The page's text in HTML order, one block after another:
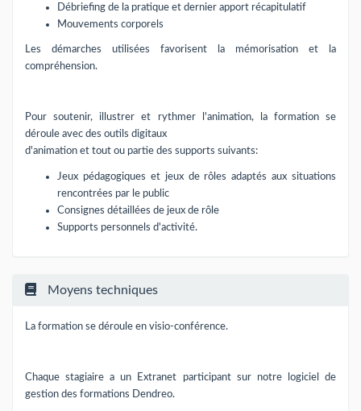
Débriefing de la pratique et dernier apport récapitulatif
Mouvements corporels
Les démarches utilisées favorisent la mémorisation et la
compréhension.
Pour soutenir, illustrer et rythmer l'animation, la formation se
déroule avec des outils digitaux
d'animation et tout ou partie des supports suivants:
Jeux pédagogiques et jeux de rôles adaptés aux situations
rencontrées par le public
Consignes détaillées de jeux de rôle
Supports personnels d'activité.
Moyens techniques
La formation se déroule en visio-conférence.
Chaque stagiaire a un Extranet participant sur notre logiciel de
gestion des formations Dendreo.